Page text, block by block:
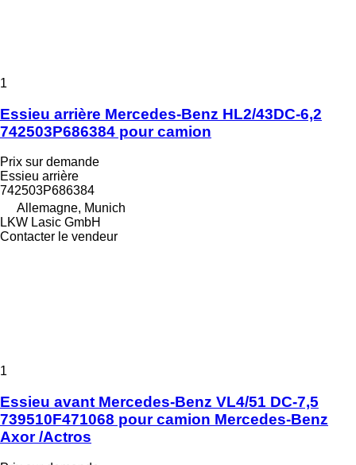
1
Essieu arrière Mercedes-Benz HL2/43DC-6,2
742503P686384 pour camion
Prix sur demande
Essieu arrière
742503P686384
Allemagne, Munich
LKW Lasic GmbH
Contacter le vendeur
1
Essieu avant Mercedes-Benz VL4/51 DC-7,5
739510F471068 pour camion Mercedes-Benz
Axor /Actros